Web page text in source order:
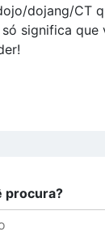
dojang/CT
significa que
procura?